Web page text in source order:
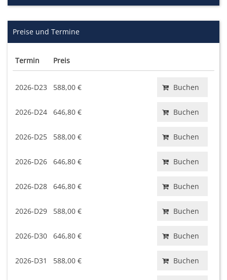
Preise und Termine
Termin Preis
2026-D23 588,00 € Buchen
2026-D24 646,80 € Buchen
2026-D25 588,00 € Buchen
2026-D26 646,80 € Buchen
2026-D28 646,80 € Buchen
2026-D29 588,00 € Buchen
2026-D30 646,80 € Buchen
2026-D31 588,00 € Buchen